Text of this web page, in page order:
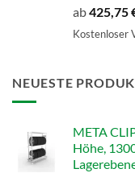
ab425,75
Kostenloser
NEUESTE
META
Höhe,